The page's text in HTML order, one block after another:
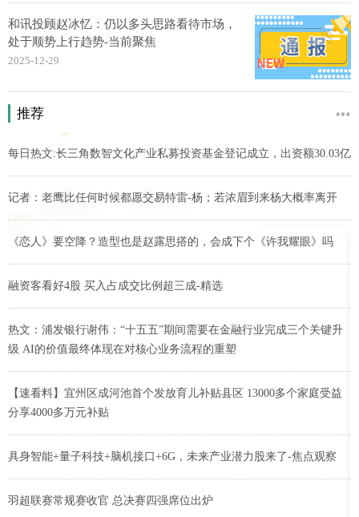
和讯投顾赵冰忆：仍以多头思路看待市场，
处于顺势上行趋势-当前聚焦
2025-12-29
推荐
每日热文:长三角数智文化产业私募投资基金登记成立，出资额30.03亿
记者：老鹰比任何时候都愿交易特雷-杨；若浓眉到来杨大概率离开
《恋人》要空降？造型也是赵露思搭的，会成下个《许我耀眼》吗
融资客看好4股 买入占成交比例超三成-精选
热文：浦发银行谢伟：“十五五”期间需要在金融行业完成三个关键升
级 AI的价值最终体现在对核心业务流程的重塑
【速看料】宜州区成河池首个发放育儿补贴县区 13000多个家庭受益
分享4000多万元补贴
具身智能+量子科技+脑机接口+6G，未来产业潜力股来了-焦点观察
羽超联赛常规赛收官 总决赛四强席位出炉